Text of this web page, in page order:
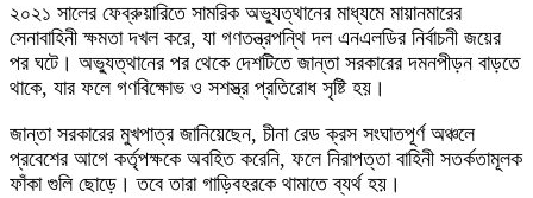
২০২১ সালের ফেব্রুয়ারিতে সামরিক অভ্যুত্থানের মাধ্যমে মায়ানমারের
সেনাবাহিনী ক্ষমতা দখল করে, যা গণতন্ত্রপন্থি দল এনএলডির নির্বাচনী জয়ের
পর ঘটে। অভ্যুত্থানের পর থেকে দেশটিতে জান্তা সরকারের দমনপীড়ন বাড়তে
থাকে, যার ফলে গণবিক্ষোভ ও সশস্ত্র প্রতিরোধ সৃষ্টি হয়।
জান্তা সরকারের মুখপাত্র জানিয়েছেন, চীনা রেড ক্রস সংঘাতপূর্ণ অঞ্চলে
প্রবেশের আগে কর্তৃপক্ষকে অবহিত করেনি, ফলে নিরাপত্তা বাহিনী সতর্কতামূলক
ফাঁকা গুলি ছোড়ে। তবে তারা গাড়িবহরকে থামাতে ব্যর্থ হয়।